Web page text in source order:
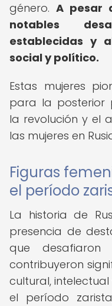
género. A pesar
notables
establecidas y
social y político.
Estas mujeres
para la posterior
la revolución y el
las mujeres en
Figuras
el período
La historia de
presencia de
que
contribuyeron
cultural,
el período